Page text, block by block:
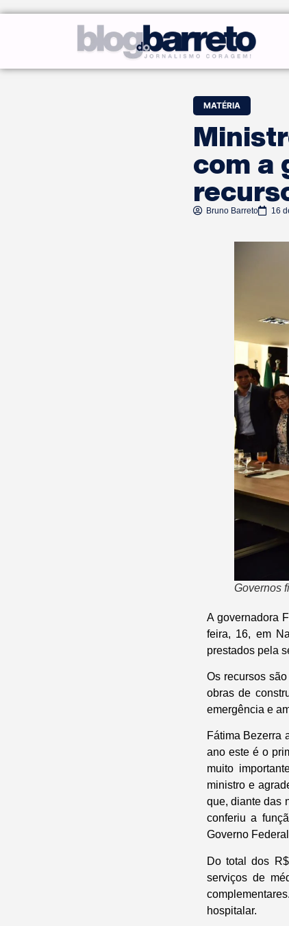
MATÉRIA
com a
Bruno Barreto 16
Governos
A governadora
feira, 16, em
prestados pela
Os recursos
obras de
emergência e
Fátima Bezerra
ano este é o
muito
ministro e
que, diante das
conferiu a
Governo
Do total dos
serviços de
hospitalar.